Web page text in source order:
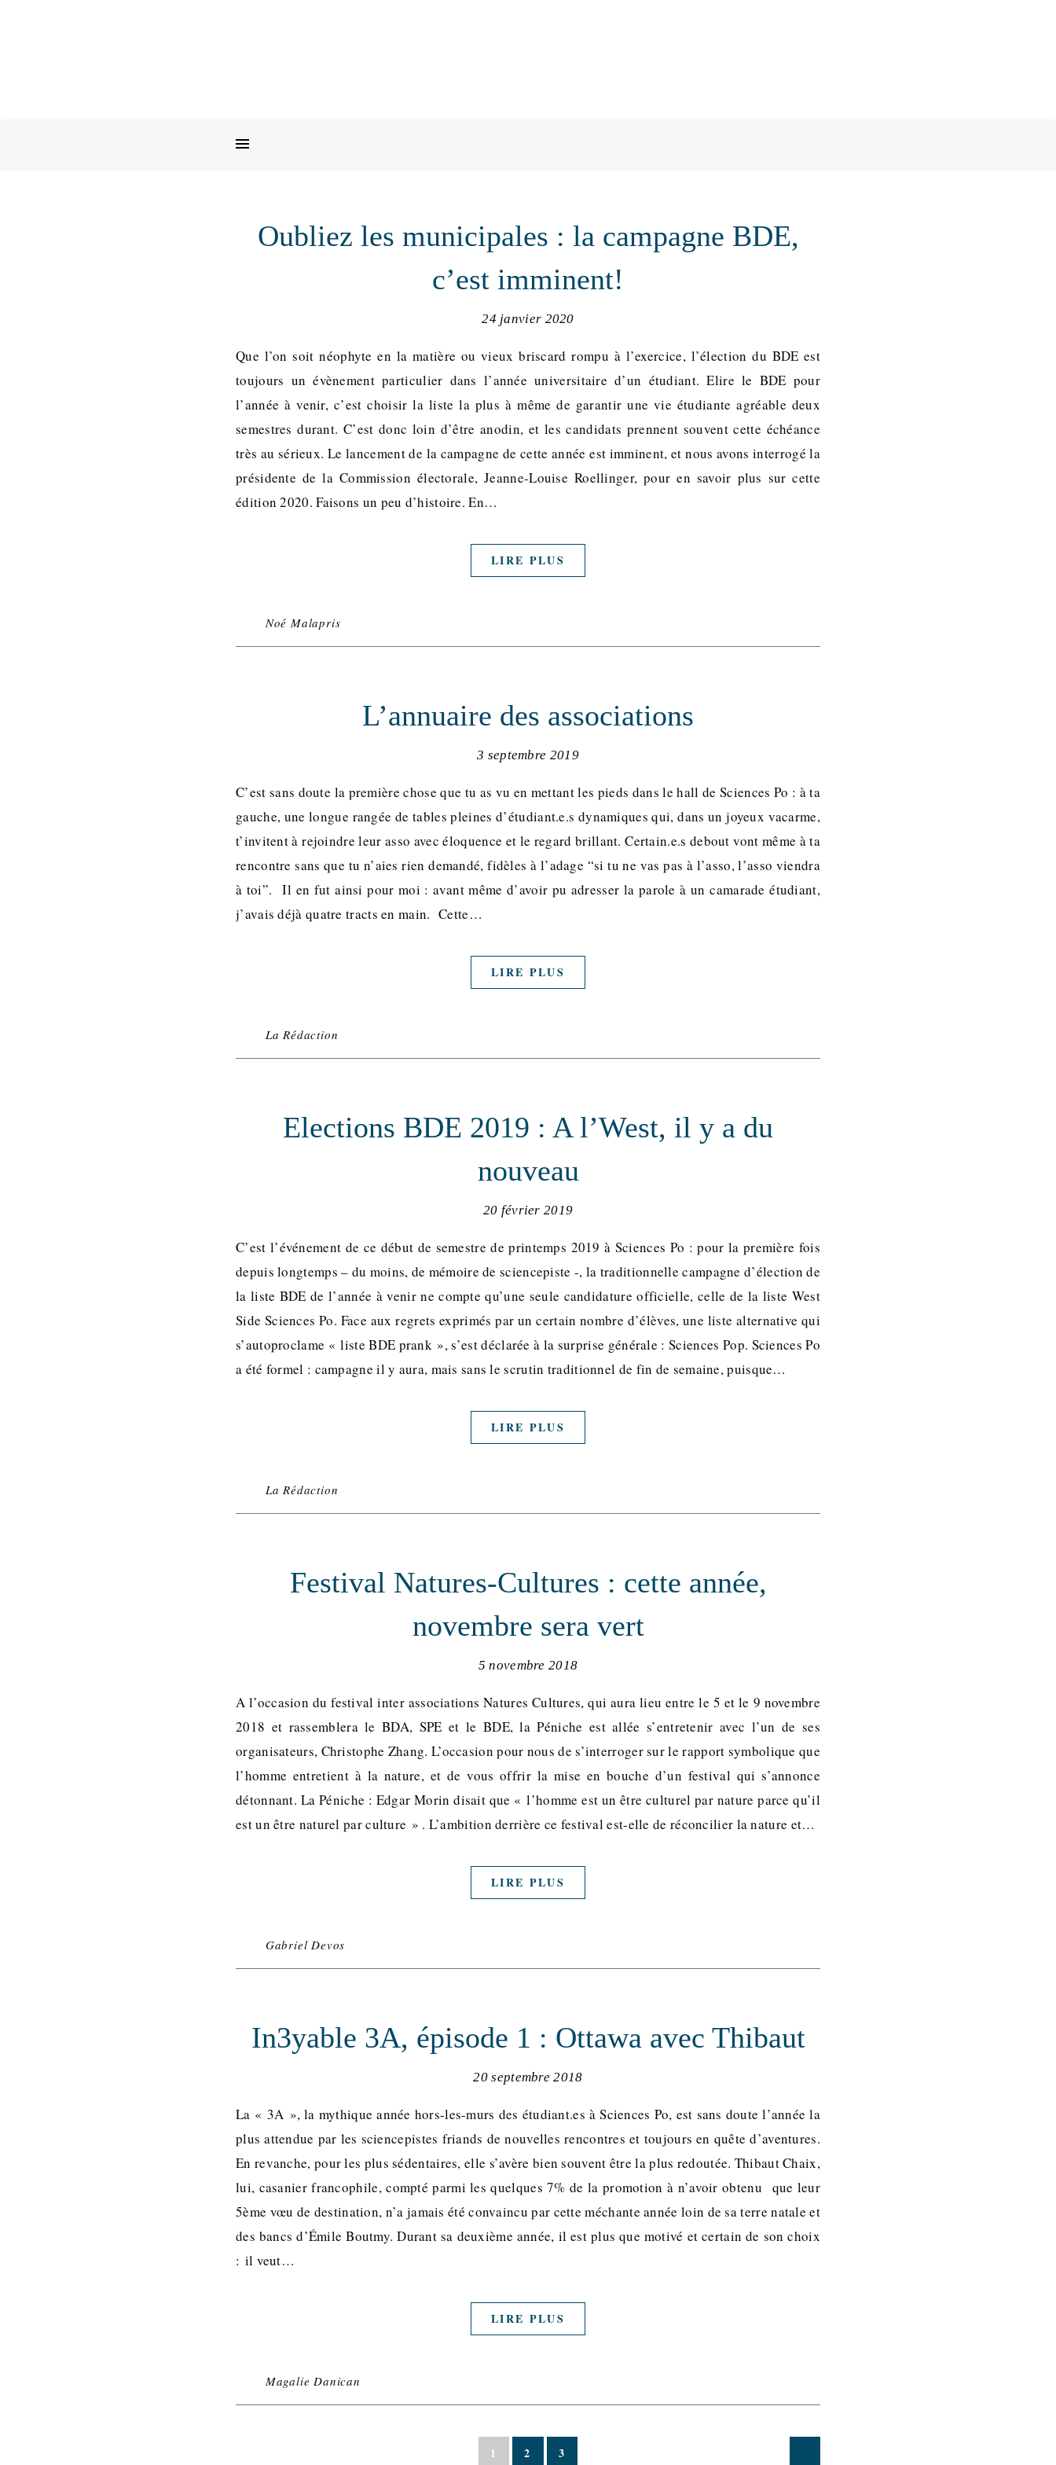
Oubliez les municipales : la campagne BDE,
c’est imminent!
24 janvier 2020
Que l’on soit néophyte en la matière ou vieux briscard rompu à l’exercice, l’élection du BDE est
toujours un évènement particulier dans l’année universitaire d’un étudiant. Elire le BDE pour
l’année à venir, c’est choisir la liste la plus à même de garantir une vie étudiante agréable deux
semestres durant. C’est donc loin d’être anodin, et les candidats prennent souvent cette échéance
très au sérieux. Le lancement de la campagne de cette année est imminent, et nous avons interrogé la
présidente de la Commission électorale, Jeanne-Louise Roellinger, pour en savoir plus sur cette
édition 2020. Faisons un peu d’histoire. En…
LIRE PLUS
Noé Malapris
L’annuaire des associations
3 septembre 2019
C’est sans doute la première chose que tu as vu en mettant les pieds dans le hall de Sciences Po : à ta
gauche, une longue rangée de tables pleines d’étudiant.e.s dynamiques qui, dans un joyeux vacarme,
t’invitent à rejoindre leur asso avec éloquence et le regard brillant. Certain.e.s debout vont même à ta
rencontre sans que tu n’aies rien demandé, fidèles à l’adage “si tu ne vas pas à l’asso, l’asso viendra
à toi”. Il en fut ainsi pour moi : avant même d’avoir pu adresser la parole à un camarade étudiant,
j’avais déjà quatre tracts en main. Cette…
LIRE PLUS
La Rédaction
Elections BDE 2019 : A l’West, il y a du
nouveau
20 février 2019
C’est l’événement de ce début de semestre de printemps 2019 à Sciences Po : pour la première fois
depuis longtemps – du moins, de mémoire de sciencepiste -, la traditionnelle campagne d’élection de
la liste BDE de l’année à venir ne compte qu’une seule candidature officielle, celle de la liste West
Side Sciences Po. Face aux regrets exprimés par un certain nombre d’élèves, une liste alternative qui
s’autoproclame « liste BDE prank », s’est déclarée à la surprise générale : Sciences Pop. Sciences Po
a été formel : campagne il y aura, mais sans le scrutin traditionnel de fin de semaine, puisque…
LIRE PLUS
La Rédaction
Festival Natures-Cultures : cette année,
novembre sera vert
5 novembre 2018
A l’occasion du festival inter associations Natures Cultures, qui aura lieu entre le 5 et le 9 novembre
2018 et rassemblera le BDA, SPE et le BDE, la Péniche est allée s’entretenir avec l’un de ses
organisateurs, Christophe Zhang. L’occasion pour nous de s’interroger sur le rapport symbolique que
l’homme entretient à la nature, et de vous offrir la mise en bouche d’un festival qui s’annonce
détonnant. La Péniche : Edgar Morin disait que « l’homme est un être culturel par nature parce qu’il
est un être naturel par culture » . L’ambition derrière ce festival est-elle de réconcilier la nature et…
LIRE PLUS
Gabriel Devos
In3yable 3A, épisode 1 : Ottawa avec Thibaut
20 septembre 2018
La « 3A », la mythique année hors-les-murs des étudiant.es à Sciences Po, est sans doute l’année la
plus attendue par les sciencepistes friands de nouvelles rencontres et toujours en quête d’aventures.
En revanche, pour les plus sédentaires, elle s’avère bien souvent être la plus redoutée. Thibaut Chaix,
lui, casanier francophile, compté parmi les quelques 7% de la promotion à n’avoir obtenu que leur
5ème vœu de destination, n’a jamais été convaincu par cette méchante année loin de sa terre natale et
des bancs d’Émile Boutmy. Durant sa deuxième année, il est plus que motivé et certain de son choix
: il veut…
LIRE PLUS
Magalie Danican
1 2 3